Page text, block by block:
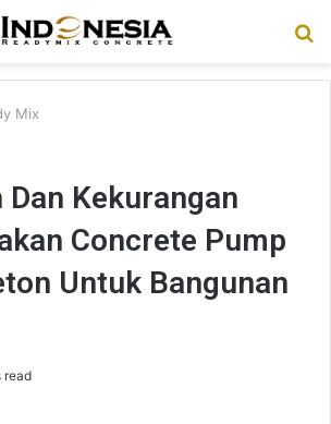
Mix
Dan Kekurangan
Concrete Pump
Untuk Bangunan
read